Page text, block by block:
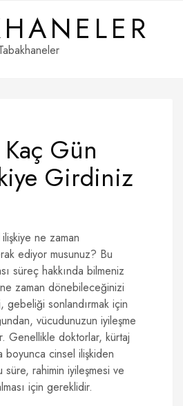
Gün
Girdiniz
ne zaman
ediyor musunuz? Bu
süreç hakkında bilmeniz
zaman dönebileceğinizi
gebeliği sonlandırmak için
vücudunuzun iyileşme
Genellikle doktorlar, kürtaj
boyunca cinsel ilişkiden
süre, rahimin iyileşmesi ve
için gereklidir.